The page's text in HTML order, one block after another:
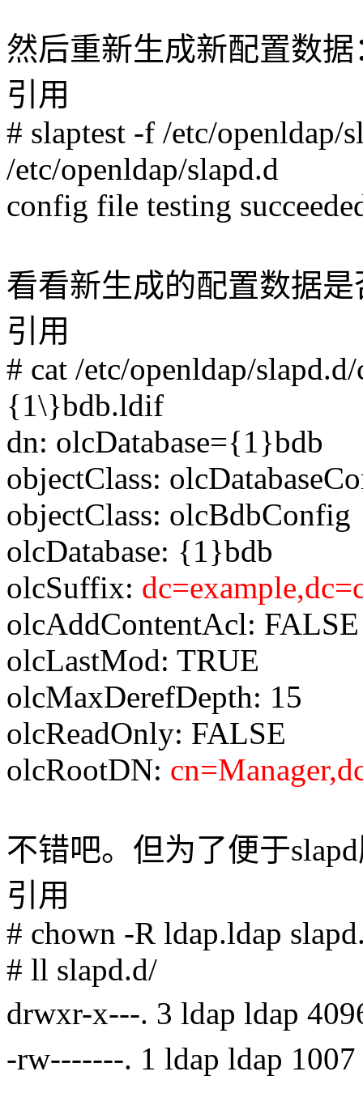
然后重新生成新配置数据
引用
# slaptest -f /etc/openldap/
/etc/openldap/slapd.d
config file testing
看看新生成的配置数据
引用
# cat /etc/openldap/
{1\}bdb.ldif
dn: olcDatabase={1}bdb
objectClass:
objectClass: olcBdbConfig
olcDatabase: {1}bdb
olcSuffix:
olcAddContentAcl: FALSE
olcLastMod: TRUE
olcMaxDerefDepth: 15
olcReadOnly: FALSE
olcRootDN:
不错吧。但为了便于
引用
# chown -R ldap.ldap
# ll slapd.d/
drwxr-x---. 3 ldap ldap
-rw-------. 1 ldap ldap